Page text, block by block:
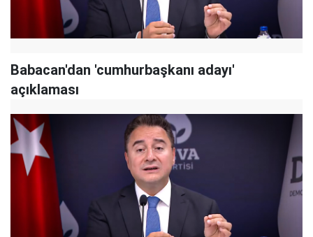
Babacan'dan 'cumhurbaşkanı adayı'
açıklaması